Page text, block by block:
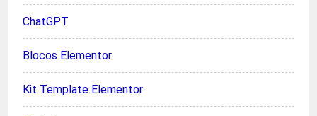
ChatGPT
Blocos Elementor
Kit Template Elementor